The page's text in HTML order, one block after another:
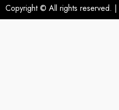
Copyright © All rights reserved. |